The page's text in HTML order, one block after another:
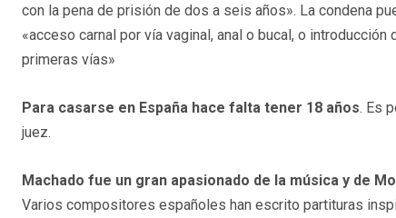
con la pena de prisión de dos a seis años». La condena
«acceso carnal por vía vaginal, anal o bucal, o
primeras vías»
Para casarse en España hace falta tener 18 años. Es
juez.
Machado fue un gran apasionado de la música y de
Varios compositores españoles han escrito partituras